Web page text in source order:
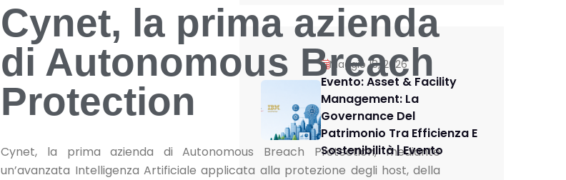
Cynet, la prima azienda
di Autonomous Breach
Protection
Cynet, la prima azienda di Autonomous Breach Protection, mediante
un’avanzata Intelligenza Artificiale applicata alla protezione degli host, della
Maggio 18, 2026
Evento: Asset & Facility
Management: La
Governance Del
Patrimonio Tra Efficienza E
Sostenibilità | Evento